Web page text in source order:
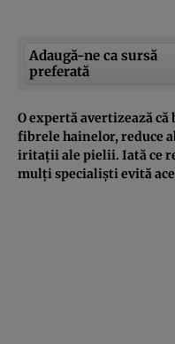
Adaugă-ne ca sursă
preferată
O expertă avertizează
fibrele hainelor, reduce
iritații ale pielii. Iată ce
mulți specialiști evită